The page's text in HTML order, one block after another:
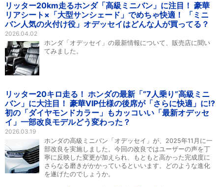
リッター20km走るホンダ「高級ミニバン」に注目！ 豪華
リアシート×「大型サンシェード」でめちゃ快適！ 「ミニ
バン人気の火付け役」オデッセイはどんな人が買ってる？
2026.04.02
ホンダ「オデッセイ」の最新情報について、販売店に聞い
てみました。
リッター20キロ走る！ ホンダの最新「“7人乗り”高級ミニ
バン」に大注目！ 豪華VIP仕様の後席が「さらに快適」に!?
初の「ダイヤモンドカラー」もカッコいい「最新オデッセ
イ」一部改良モデルどう変わった？
2026.03.19
ホンダの高級ミニバン「オデッセイ」が、2025年11月に一
部改良を実施しました。今回の改良ではユーザーの声を丁
寧に反映した変更が加えられ、もともと高かった完成度に
さらなる磨きがかかっているといいます。どのような進化
を遂げたのでしょうか。